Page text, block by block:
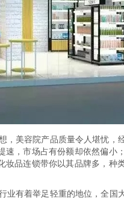
，美容院产品质量令人堪忧，
，市场占有份额却依然偏小
品连锁带你以其品牌多，种
业有着举足轻重的地位，全国